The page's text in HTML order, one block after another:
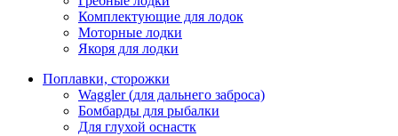
Комплектующие для лодок
Моторные лодки
Якоря для лодки
Поплавки, сторожки
Waggler (для дальнего заброса)
Бомбарды для рыбалки
Для глухой оснастк